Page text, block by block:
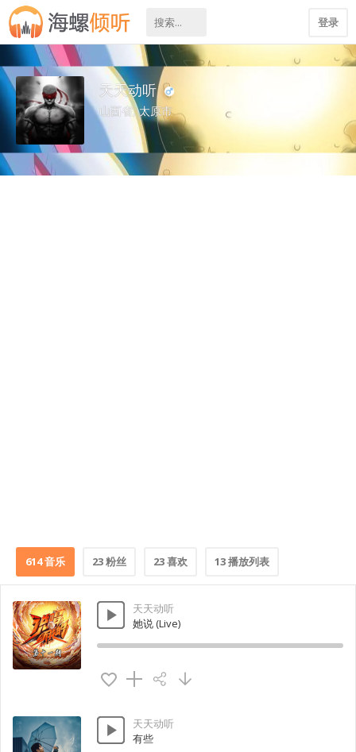
登录
天天动听
山西省, 太原市
614 音乐 23 粉丝 23 喜欢 13 播放列表
天天动听
她说 (Live)
天天动听
有些